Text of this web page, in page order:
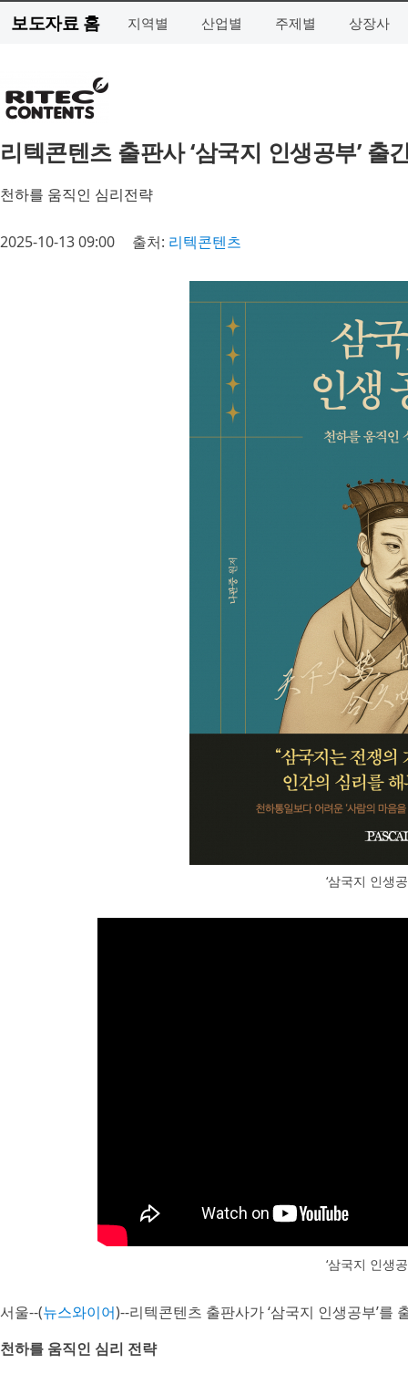
보도자료 홈 지역별 산업별 주제별 상장사
리텍콘텐츠 출판사 ‘삼국지 인생공부’ 출
천하를 움직인 심리전략
2025-10-13 09:00 출처: 리텍콘텐츠
‘삼국지 인생
‘삼국지 인생
서울--(뉴스와이어)--리텍콘텐츠 출판사가 ‘삼국지 인생공부’를
천하를 움직인 심리 전략